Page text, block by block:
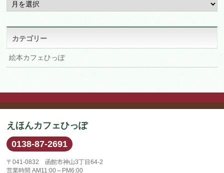
ー
カ
カテゴリー
絵本カフェひっぽ
えほんカフェひっぽ
0138-87-2691
〒041-0832 函館市神山3丁目64-2
営業時間 AM11:00～PM6:00